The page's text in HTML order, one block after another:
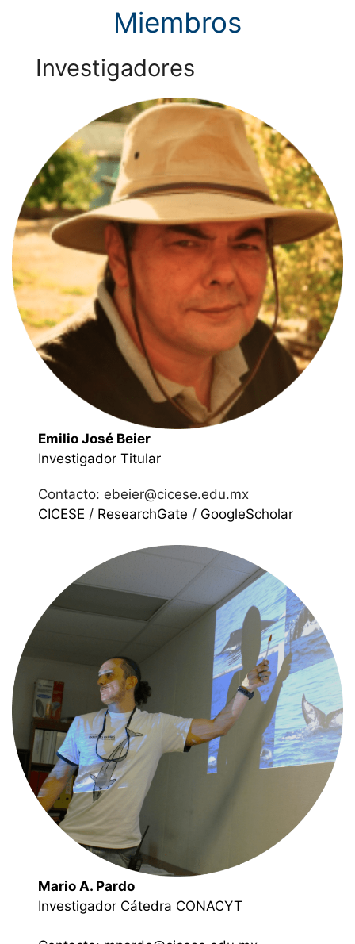
Miembros
Investigadores
Emilio José Beier
Investigador Titular
Contacto: ebeier@cicese.edu.mx
CICESE / ResearchGate / GoogleScholar
Mario A. Pardo
Investigador Cátedra CONACYT